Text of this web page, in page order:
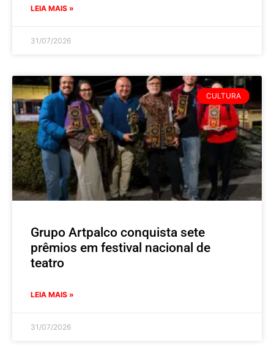
LEIA MAIS »
31/07/2026
CULTURA
Grupo Artpalco conquista sete
prêmios em festival nacional de
teatro
LEIA MAIS »
31/07/2026